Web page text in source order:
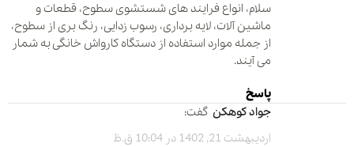
سلام، انواع فرایند های شستشوی سطوح، قطعات و
ماشین آلات، لایه برداری، رسوب زدایی، رنگ بری از سطوح،
از جمله موارد استفاده از دستگاه کارواش خانگی به شمار
می آیند.
پاسخ
جواد کوهکن گفت:
اردیبهشت 21, 1402 در 10:04 ق.ظ